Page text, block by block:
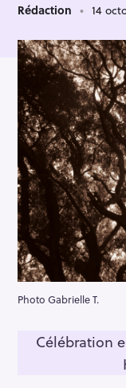
Rédaction 14
Photo Gabrielle T.
Célébration